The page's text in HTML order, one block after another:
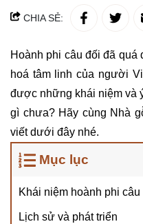
CHIA SẺ:
Hoành phi câu đối đã quá
hoá tâm linh của người
được những khái niệm và
gì chưa? Hãy cùng Nhà
viết dưới đây nhé.
Mục lục
Khái niệm hoành phi câu
Lịch sử và phát triển